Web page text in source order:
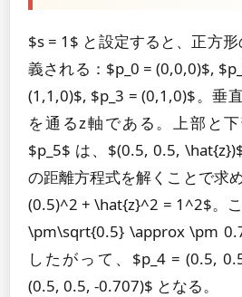
$s = 1$ と設定すると、正方
義される：$p_0 = (0,0,0)$,
(1,1,0)$, $p_3 = (0,1,0)$。垂
を通るz軸である。上部と
$p_5$ は、$(0.5, 0.5,
の距離方程式を解くことで求
(0.5)^2 + \hat{z}^2 = 1^2$。
\pm\sqrt{0.5} \approx \pm
したがって、$p_4 = (0.5,
(0.5, 0.5, -0.707)$ となる。